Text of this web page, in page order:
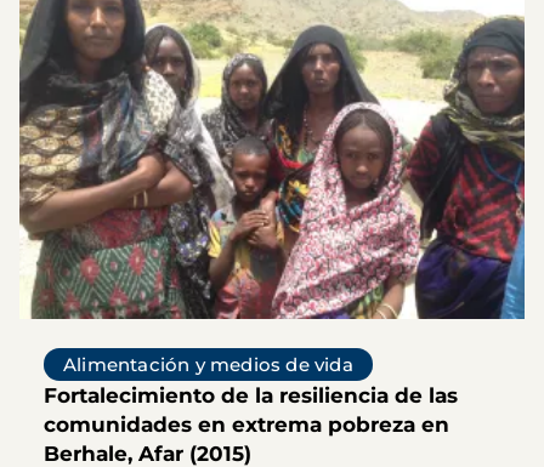
Alimentación y medios de vida
Fortalecimiento de la resiliencia de las
comunidades en extrema pobreza en
Berhale, Afar (2015)